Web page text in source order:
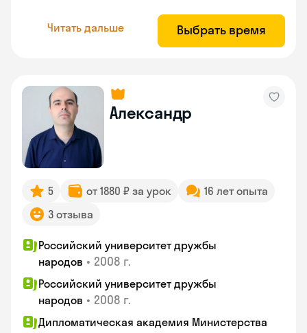
Читать дальше Выбрать время
Александр
5 от 1880 ₽ за урок
16 лет опыта
3 отзыва
Российский университет дружбы
народов • 2008 г.
Российский университет дружбы
народов • 2008 г.
Дипломатическая академия Министерства